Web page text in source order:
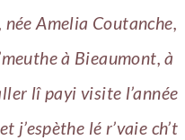
Amelia Coutanche,
à Bieaumont, à
lî payi visite l’année
j’espèthe lé r’vaie ch’t